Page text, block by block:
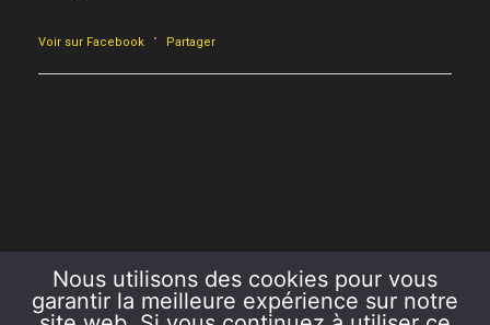
Voir sur Facebook · Partager
Nous utilisons des cookies pour vous
garantir la meilleure expérience sur notre